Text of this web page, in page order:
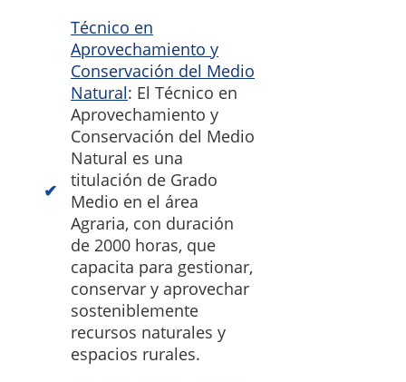
Técnico en
Aprovechamiento y
Conservación del Medio
Natural: El Técnico en
Aprovechamiento y
Conservación del Medio
Natural es una
titulación de Grado
Medio en el área
Agraria, con duración
de 2000 horas, que
capacita para gestionar,
conservar y aprovechar
sosteniblemente
recursos naturales y
espacios rurales.